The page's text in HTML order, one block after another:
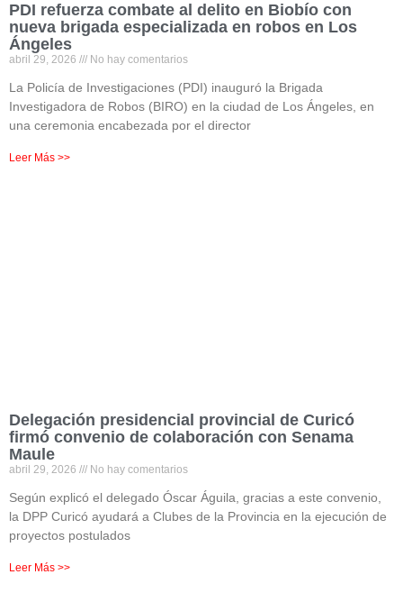
PDI refuerza combate al delito en Biobío con
nueva brigada especializada en robos en Los
Ángeles
abril 29, 2026 No hay comentarios
La Policía de Investigaciones (PDI) inauguró la Brigada
Investigadora de Robos (BIRO) en la ciudad de Los Ángeles, en
una ceremonia encabezada por el director
Leer Más >>
Delegación presidencial provincial de Curicó
firmó convenio de colaboración con Senama
Maule
abril 29, 2026 No hay comentarios
Según explicó el delegado Óscar Águila, gracias a este convenio,
la DPP Curicó ayudará a Clubes de la Provincia en la ejecución de
proyectos postulados
Leer Más >>